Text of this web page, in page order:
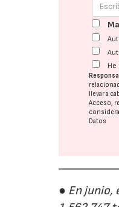
llevar a
Acceso,
Datos
● En junio,